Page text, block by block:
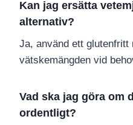
Kan jag ersätta
alternativ?
Ja, använd ett glutenfritt
vätskemängden vid
Vad ska jag göra om
ordentligt?